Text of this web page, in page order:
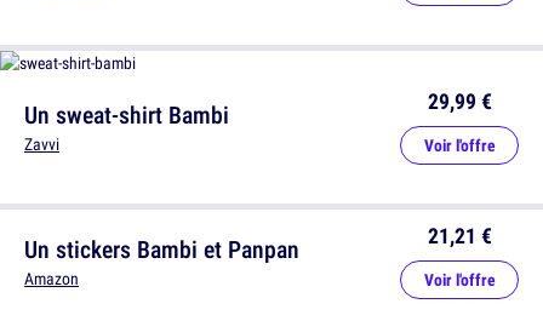
Un sweat-shirt Bambi
Zavvi
29,99 €
Voir l'offre
Un stickers Bambi et Panpan
Amazon
21,21 €
Voir l'offre